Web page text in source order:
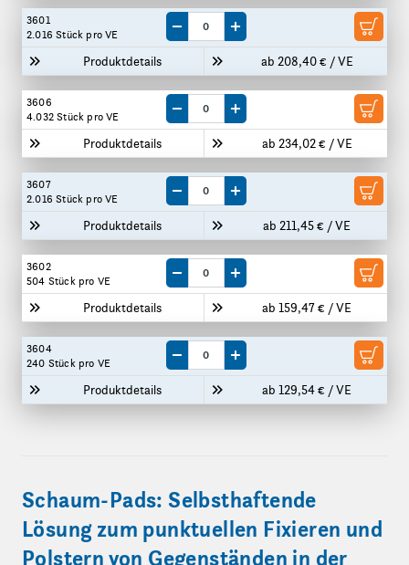
3601
2.016 Stück pro VE
Produktdetails ab 208,40 € / VE
Menge um eine VE reduzieren
Menge um eine VE erhöhen
3606
4.032 Stück pro VE
Produktdetails ab 234,02 € / VE
Menge um eine VE reduzieren
Menge um eine VE erhöhen
3607
2.016 Stück pro VE
Produktdetails ab 211,45 € / VE
Menge um eine VE reduzieren
Menge um eine VE erhöhen
3602
504 Stückpro VE
Produktdetails ab 159,47 € / VE
Menge um eine VE reduzieren
Menge um eine VE erhöhen
3604
240 Stückpro VE
Produktdetails ab 129,54 € / VE
Menge um eine VE reduzieren
Menge um eine VE erhöhen
Schaum-Pads: Selbsthaftende
Lösung zum punktuellen Fixieren und
Polstern von Gegenständen in der